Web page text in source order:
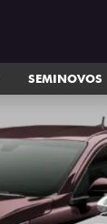
SEMINOVOS